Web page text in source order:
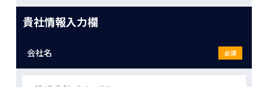
貴社情報入力欄
会社名 必須